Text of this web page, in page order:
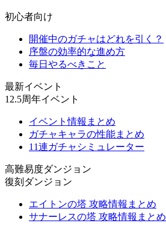
初心者向け
開催中のガチャはどれを引く？
序盤の効率的な進め方
毎日やるべきこと
最新イベント
12.5周年イベント
イベント情報まとめ
ガチャキャラの性能まとめ
11連ガチャシミュレーター
高難易度ダンジョン
復刻ダンジョン
エイトンの塔 攻略情報まとめ
サナーレスの塔 攻略情報まとめ